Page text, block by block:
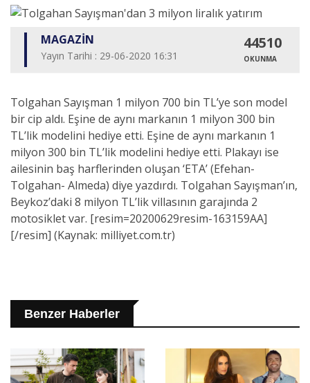
MAGAZİN
Yayın Tarihi : 29-06-2020 16:31
44510
OKUNMA
Tolgahan Sayışman 1 milyon 700 bin TL’ye son model
bir cip aldı. Eşine de aynı markanın 1 milyon 300 bin
TL’lik modelini hediye etti. Eşine de aynı markanın 1
milyon 300 bin TL’lik modelini hediye etti. Plakayı ise
ailesinin baş harflerinden oluşan ‘ETA’ (Efehan-
Tolgahan- Almeda) diye yazdırdı. Tolgahan Sayışman’ın,
Beykoz’daki 8 milyon TL’lik villasının garajında 2
motosiklet var. [resim=20200629resim-163159AA]
[/resim] (Kaynak: milliyet.com.tr)
Benzer Haberler